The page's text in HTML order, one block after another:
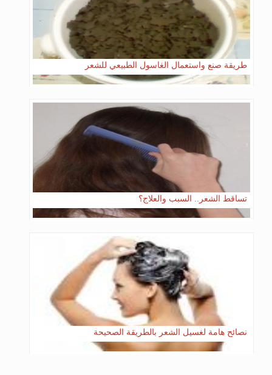
طريقة صنع واستعمال الغاسول الطبيعي للشعر
تساقط الشعر.. السبب والعلاج؟
نصائح هامة لغسيل الشعر بالطريقة الصحيحة